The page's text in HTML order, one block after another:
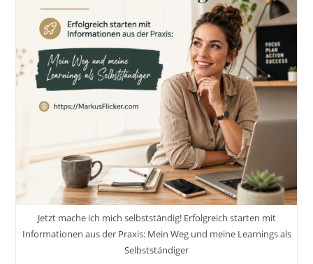
Jetzt mache ich mich selbstständig! Erfolgreich starten mit
Informationen aus der Praxis: Mein Weg und meine Learnings als
Selbstständiger